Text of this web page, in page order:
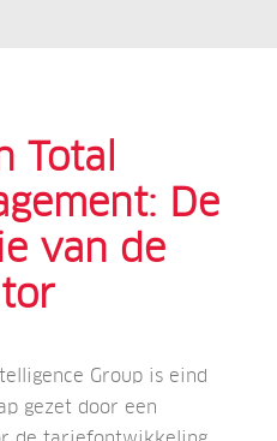
Total
De
van de
Group is eind
gezet door een